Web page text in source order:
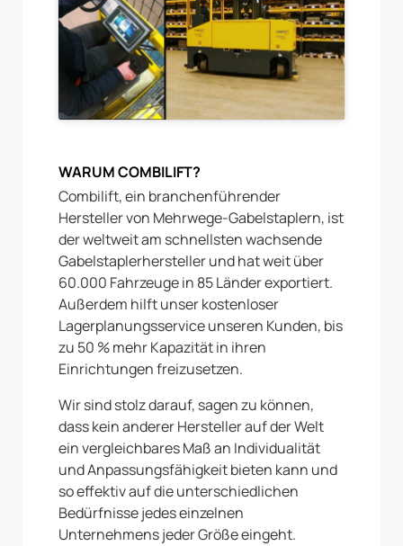
WARUM COMBILIFT?
Combilift, ein branchenführender
Hersteller von Mehrwege-Gabelstaplern, ist
der weltweit am schnellsten wachsende
Gabelstaplerhersteller und hat weit über
60.000 Fahrzeuge in 85 Länder exportiert.
Außerdem hilft unser kostenloser
Lagerplanungsservice unseren Kunden, bis
zu 50 % mehr Kapazität in ihren
Einrichtungen freizusetzen.
Wir sind stolz darauf, sagen zu können,
dass kein anderer Hersteller auf der Welt
ein vergleichbares Maß an Individualität
und Anpassungsfähigkeit bieten kann und
so effektiv auf die unterschiedlichen
Bedürfnisse jedes einzelnen
Unternehmens jeder Größe eingeht.